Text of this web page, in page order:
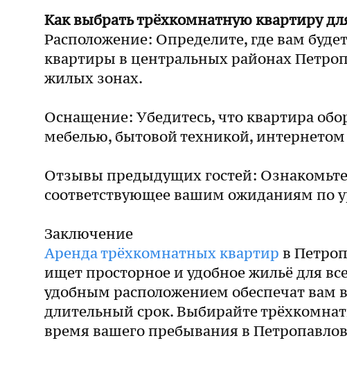
Как выбрать трёхкомнатную квартиру
Расположение: Определите, где вам
квартиры в центральных районах
жилых зонах.
Оснащение: Убедитесь, что квартира
мебелью, бытовой техникой,
Отзывы предыдущих гостей:
соответствующее вашим ожиданиям по
Заключение
Аренда трёхкомнатных квартир в
ищет просторное и удобное жильё для
удобным расположением обеспечат вам
длительный срок. Выбирайте
время вашего пребывания в